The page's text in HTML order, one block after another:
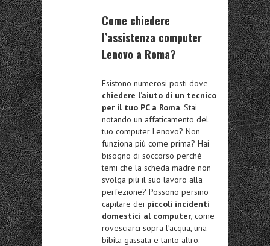
Come chiedere
l’assistenza computer
Lenovo a Roma?
Esistono numerosi posti dove
chiedere l’aiuto di un tecnico
per il tuo PC a Roma. Stai
notando un affaticamento del
tuo computer Lenovo? Non
funziona più come prima? Hai
bisogno di soccorso perché
temi che la scheda madre non
svolga più il suo lavoro alla
perfezione? Possono persino
capitare dei piccoli incidenti
domestici al computer, come
rovesciarci sopra l’acqua, una
bibita gassata e tanto altro.